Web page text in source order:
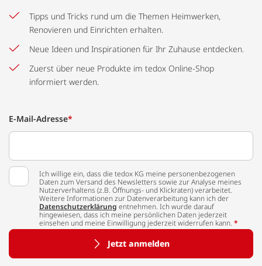
Tipps und Tricks rund um die Themen Heimwerken,
Renovieren und Einrichten erhalten.
Neue Ideen und Inspirationen für Ihr Zuhause entdecken.
Zuerst über neue Produkte im tedox Online-Shop
informiert werden.
E-Mail-Adresse*
Ich willige ein, dass die tedox KG meine personenbezogenen
Daten zum Versand des Newsletters sowie zur Analyse meines
Nutzerverhaltens (z.B. Öffnungs- und Klickraten) verarbeitet.
Weitere Informationen zur Datenverarbeitung kann ich der
Datenschutzerklärung entnehmen. Ich wurde darauf
hingewiesen, dass ich meine persönlichen Daten jederzeit
einsehen und meine Einwilligung jederzeit widerrufen kann. *
Jetzt anmelden